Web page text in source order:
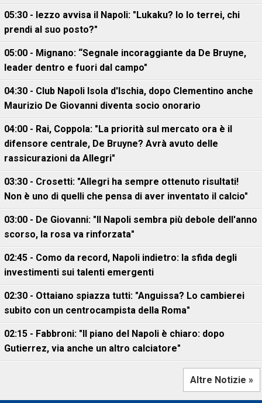
05:30 - Iezzo avvisa il Napoli: "Lukaku? Io lo terrei, chi
prendi al suo posto?"
05:00 - Mignano: “Segnale incoraggiante da De Bruyne,
leader dentro e fuori dal campo"
04:30 - Club Napoli Isola d'Ischia, dopo Clementino anche
Maurizio De Giovanni diventa socio onorario
04:00 - Rai, Coppola: "La priorità sul mercato ora è il
difensore centrale, De Bruyne? Avrà avuto delle
rassicurazioni da Allegri"
03:30 - Crosetti: "Allegri ha sempre ottenuto risultati!
Non è uno di quelli che pensa di aver inventato il calcio"
03:00 - De Giovanni: "Il Napoli sembra più debole dell'anno
scorso, la rosa va rinforzata"
02:45 - Como da record, Napoli indietro: la sfida degli
investimenti sui talenti emergenti
02:30 - Ottaiano spiazza tutti: "Anguissa? Lo cambierei
subito con un centrocampista della Roma"
02:15 - Fabbroni: "Il piano del Napoli è chiaro: dopo
Gutierrez, via anche un altro calciatore"
Altre Notizie »